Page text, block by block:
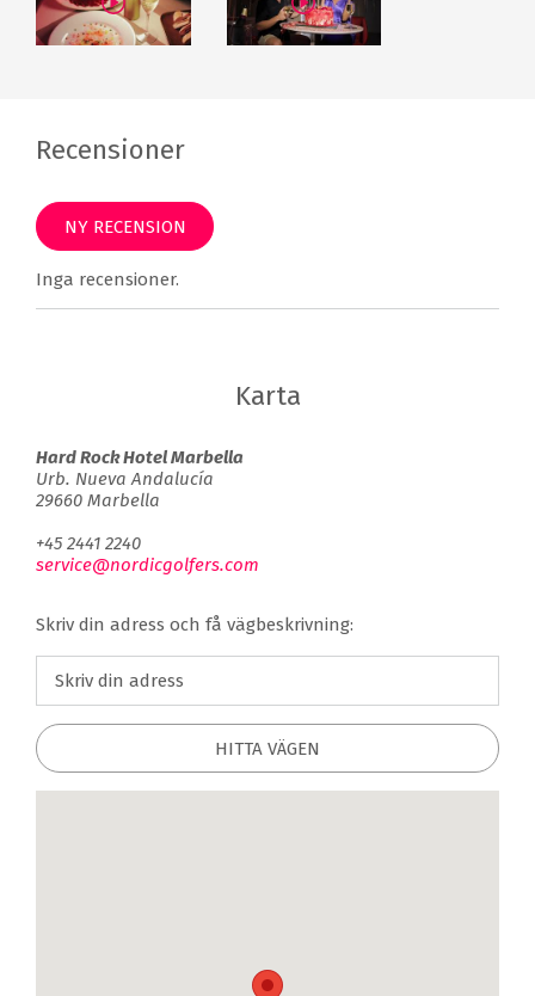
Recensioner
NY RECENSION
Inga recensioner.
Karta
Hard Rock Hotel Marbella
Urb. Nueva Andalucía
29660 Marbella
+45 2441 2240
service@nordicgolfers.com
Skriv din adress och få vägbeskrivning:
HITTA VÄGEN